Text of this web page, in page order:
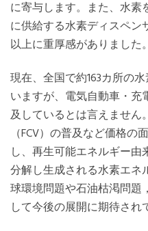
に寄与します。また、水素
に供給する水素ディスペ
以上に重厚感がありました。
現在、全国で約163カ所の
いますが、電気自動車・
及しているとは言えません
（FCV）の普及など価格
し、再生可能エネルギー
分解し生成される水素エネ
球環境問題や石油枯渇問題
して今後の展開に期待され